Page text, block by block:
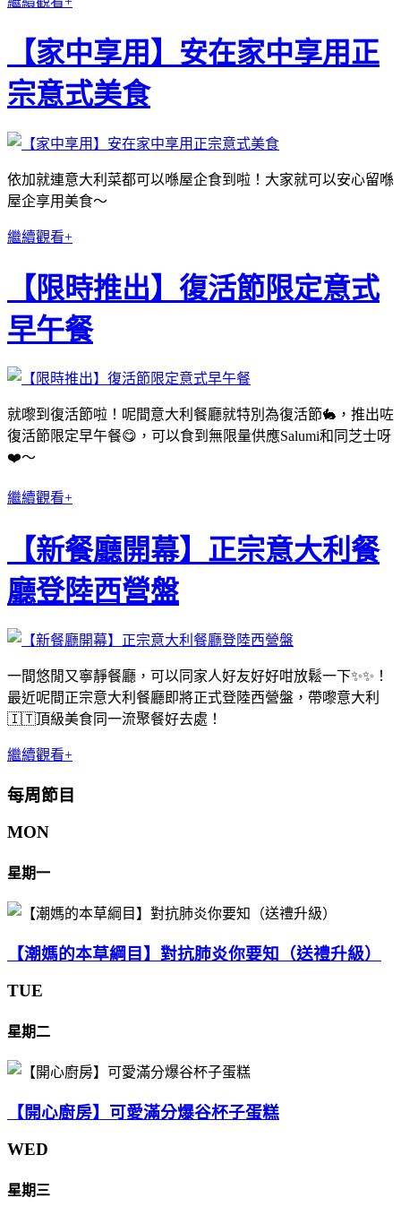
【家中享用】安在家中享用正
宗意式美食
依加就連意大利菜都可以喺屋企食到啦！大家就可以安心留喺
屋企享用美食～
繼續觀看+
【限時推出】復活節限定意式
早午餐
就嚟到復活節啦！呢間意大利餐廳就特別為復活節🐇，推出咗
復活節限定早午餐😋，可以食到無限量供應Salumi和同芝士呀
❤️～
繼續觀看+
【新餐廳開幕】正宗意大利餐
廳登陸西營盤
一間悠閒又寧靜餐廳，可以同家人好友好好咁放鬆一下✨✨！
最近呢間正宗意大利餐廳即將正式登陸西營盤，帶嚟意大利
🇮🇹頂級美食同一流聚餐好去處！
繼續觀看+
每周節目
MON
星期一
【潮媽的本草綱目】對抗肺炎你要知（送禮升級）
TUE
星期二
【開心廚房】可愛滿分爆谷杯子蛋糕
WED
星期三